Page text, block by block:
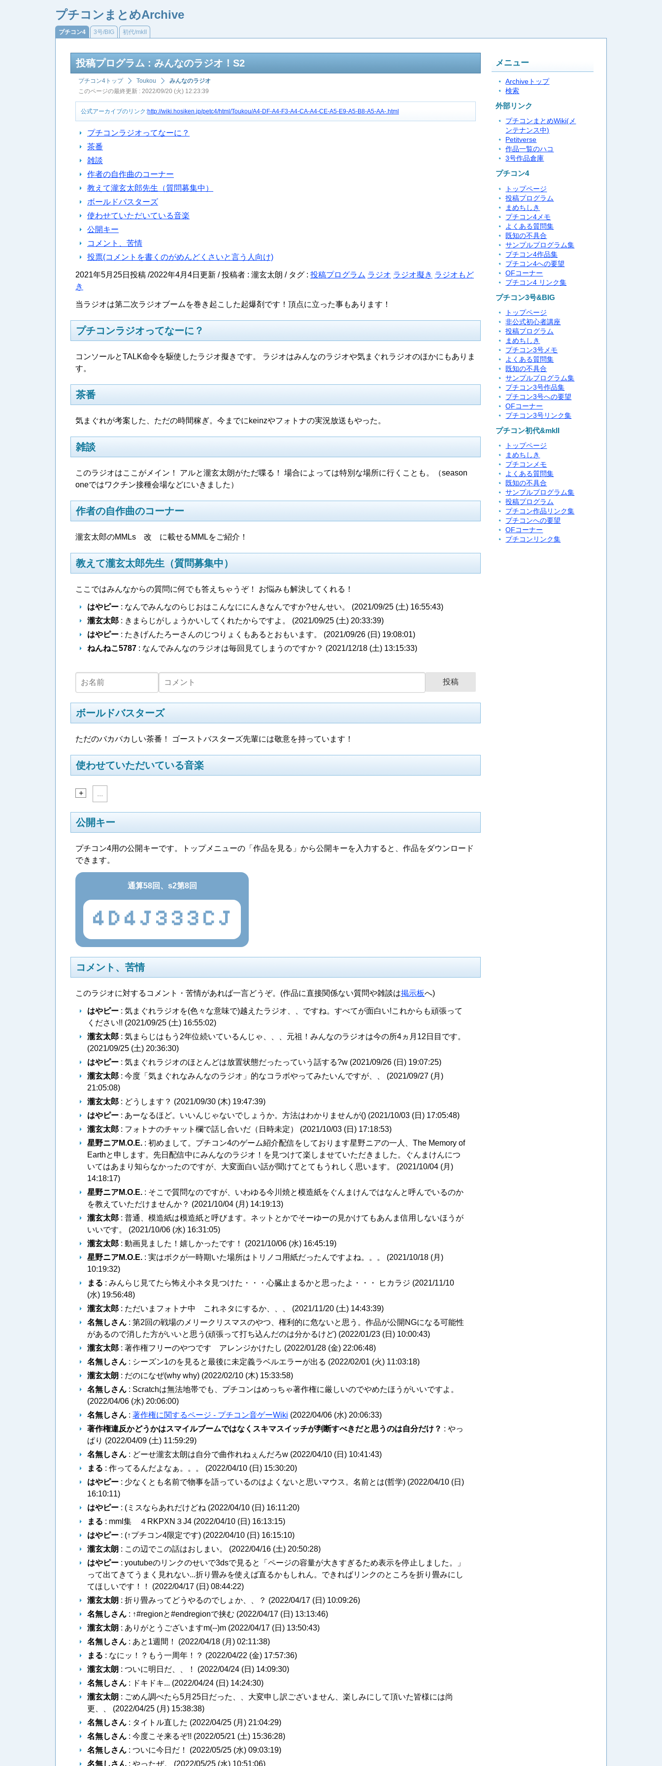
プチコンまとめArchive
プチコン4 3号/BIG 初代/mkII
投稿プログラム : みんなのラジオ！S2
プチコン4トップ Toukou
みんなのラジオ
このページの最終更新 : 2022/09/20 (火) 12:23:39
公式アーカイブのリンク:http://wiki.hosiken.jp/petc4/html/Toukou/A4-DF-A4-F3-A4-CA-A4-CE-A5-E9-A5-B8-A5-AA-.html
プチコンラジオってなーに？
茶番
雑談
作者の自作曲のコーナー
教えて瀧玄太郎先生（質問募集中）
ボールドバスターズ
使わせていただいている音楽
公開キー
コメント、苦情
投票(コメントを書くのがめんどくさいと言う人向け)
2021年5月25日投稿 /2022年4月4日更新 / 投稿者 : 瀧玄太朗 / タグ : 投稿プログラム ラジオ ラジオ擬き ラジオもど
き
当ラジオは第二次ラジオブームを巻き起こした起爆剤です！頂点に立った事もあります！
プチコンラジオってなーに？
コンソールとTALK命令を駆使したラジオ擬きです。 ラジオはみんなのラジオや気まぐれラジオのほかにもありま
す。
茶番
気まぐれが考案した、ただの時間稼ぎ。今までにkeinzやフォトナの実況放送もやった。
雑談
このラジオはここがメイン！ アルと瀧玄太朗がただ喋る！ 場合によっては特別な場所に行くことも。（season
oneではワクチン接種会場などにいきました）
作者の自作曲のコーナー
瀧玄太郎のMMLs 改 に載せるMMLをご紹介！
教えて瀧玄太郎先生（質問募集中）
ここではみんなからの質問に何でも答えちゃうぞ！ お悩みも解決してくれる！
はやピー : なんでみんなのらじおはこんなににんきなんですか?せんせい。 (2021/09/25 (土) 16:55:43)
瀧玄太郎 : きまらじがしょうかいしてくれたからですよ。 (2021/09/25 (土) 20:33:39)
はやピー : たきげんたろーさんのじつりょくもあるとおもいます。 (2021/09/26 (日) 19:08:01)
ねんねこ5787 : なんでみんなのラジオは毎回見てしまうのですか？ (2021/12/18 (土) 13:15:33)
ボールドバスターズ
ただのバカバカしい茶番！ ゴーストバスターズ先輩には敬意を持っています！
使わせていただいている音楽
+ ...
公開キー
プチコン4用の公開キーです。トップメニューの「作品を見る」から公開キーを入力すると、作品をダウンロード
できます。
通算58回、s2第8回
4D4J333CJ
コメント、苦情
このラジオに対するコメント・苦情があれば一言どうぞ。(作品に直接関係ない質問や雑談は掲示板へ)
はやピー : 気まぐれラジオを(色々な意味で)越えたラジオ、、ですね。すべてが面白い!これからも頑張って
ください!! (2021/09/25 (土) 16:55:02)
瀧玄太郎 : 気まらじはもう2年位続いているんじゃ、、、元祖！みんなのラジオは今の所4ヵ月12日目です。
(2021/09/25 (土) 20:36:30)
はやピー : 気まぐれラジオのほとんどは放置状態だったっていう話する?w (2021/09/26 (日) 19:07:25)
瀧玄太郎 : 今度「気まぐれなみんなのラジオ」的なコラボやってみたいんですが、、 (2021/09/27 (月)
21:05:08)
瀧玄太郎 : どうします？ (2021/09/30 (木) 19:47:39)
はやピー : あーなるほど。いいんじゃないでしょうか。方法はわかりませんが() (2021/10/03 (日) 17:05:48)
瀧玄太郎 : フォトナのチャット欄で話し合いだ（日時未定） (2021/10/03 (日) 17:18:53)
星野ニアM.O.E. : 初めまして。プチコン4のゲーム紹介配信をしております星野ニアの一人、The Memory of
Earthと申します。先日配信中にみんなのラジオ！を見つけて楽しませていただきました。ぐんまけんにつ
いてはあまり知らなかったのですが、大変面白い話が聞けてとてもうれしく思います。 (2021/10/04 (月)
14:18:17)
星野ニアM.O.E. : そこで質問なのですが、いわゆる今川焼と模造紙をぐんまけんではなんと呼んでいるのか
を教えていただけませんか？ (2021/10/04 (月) 14:19:13)
瀧玄太郎 : 普通、模造紙は模造紙と呼びます。ネットとかでそーゆーの見かけてもあんま信用しないほうが
いいです。 (2021/10/06 (水) 16:31:05)
瀧玄太郎 : 動画見ました！嬉しかったです！ (2021/10/06 (水) 16:45:19)
星野ニアM.O.E. : 実はボクが一時期いた場所はトリノコ用紙だったんですよね。。。 (2021/10/18 (月)
10:19:32)
まる : みんらじ見てたら怖え小ネタ見つけた・・・心臓止まるかと思ったよ・・・ ヒカラジ (2021/11/10
(水) 19:56:48)
瀧玄太郎 : ただいまフォトナ中 これネタにするか、、、 (2021/11/20 (土) 14:43:39)
名無しさん : 第2回の戦場のメリークリスマスのやつ、権利的に危ないと思う。作品が公開NGになる可能性
があるので消した方がいいと思う(頑張って打ち込んだのは分かるけど) (2022/01/23 (日) 10:00:43)
瀧玄太郎 : 著作権フリーのやつです アレンジかけたし (2022/01/28 (金) 22:06:48)
名無しさん : シーズン1のを見ると最後に未定義ラベルエラーが出る (2022/02/01 (火) 11:03:18)
瀧玄太朗 : だのになぜ(why why) (2022/02/10 (木) 15:33:58)
名無しさん : Scratchは無法地帯でも、プチコンはめっちゃ著作権に厳しいのでやめたほうがいいですよ。
(2022/04/06 (水) 20:06:00)
名無しさん : 著作権に関するページ - プチコン音ゲーWiki (2022/04/06 (水) 20:06:33)
著作権違反かどうかはスマイルブームではなくスキマスイッチが判断すべきだと思うのは自分だけ？ : やっ
ぱり (2022/04/09 (土) 11:59:29)
名無しさん : どーせ瀧玄太朗は自分で曲作れねぇんだろw (2022/04/10 (日) 10:41:43)
まる : 作ってるんだよなぁ。。。 (2022/04/10 (日) 15:30:20)
はやピー : 少なくとも名前で物事を語っているのはよくないと思いマウス。名前とは(哲学) (2022/04/10 (日)
16:10:11)
はやピー : (ミスならあれだけどね (2022/04/10 (日) 16:11:20)
まる : mml集 ４RKPXN３J4 (2022/04/10 (日) 16:13:15)
はやピー : (↑プチコン4限定です) (2022/04/10 (日) 16:15:10)
瀧玄太朗 : この辺でこの話はおしまい。 (2022/04/16 (土) 20:50:28)
はやピー : youtubeのリンクのせいで3dsで見ると「ページの容量が大きすぎるため表示を停止しました。」
って出てきてうまく見れない...折り畳みを使えば直るかもしれん。できればリンクのところを折り畳みにし
てほしいです！！ (2022/04/17 (日) 08:44:22)
瀧玄太朗 : 折り畳みってどうやるのでしょか、、？ (2022/04/17 (日) 10:09:26)
名無しさん : ↑#regionと#endregionで挟む (2022/04/17 (日) 13:13:46)
瀧玄太朗 : ありがとうございますm(--)m (2022/04/17 (日) 13:50:43)
名無しさん : あと1週間！ (2022/04/18 (月) 02:11:38)
まる : なにッ！？もう一周年！？ (2022/04/22 (金) 17:57:36)
瀧玄太朗 : ついに明日だ、、！ (2022/04/24 (日) 14:09:30)
名無しさん : ドキドキ... (2022/04/24 (日) 14:24:30)
瀧玄太朗 : ごめん調べたら5月25日だった、、大変申し訳ございません、楽しみにして頂いた皆様には尚
更、、 (2022/04/25 (月) 15:38:38)
名無しさん : タイトル直した (2022/04/25 (月) 21:04:29)
名無しさん : 今度こそ来るぞ!! (2022/05/21 (土) 15:36:28)
名無しさん : ついに今日だ！ (2022/05/25 (水) 09:03:19)
名無しさん : やったぜ。 (2022/05/25 (水) 10:51:06)
メニュー
Archiveトップ
検索
外部リンク
プチコンまとめWiki(メ
ンテナンス中)
Petitverse
作品一覧のハコ
3号作品倉庫
プチコン4
トップページ
投稿プログラム
まめちしき
プチコン4メモ
よくある質問集
既知の不具合
サンプルプログラム集
プチコン4作品集
プチコン4への要望
OFコーナー
プチコン4 リンク集
プチコン3号&BIG
トップページ
非公式初心者講座
投稿プログラム
まめちしき
プチコン3号メモ
よくある質問集
既知の不具合
サンプルプログラム集
プチコン3号作品集
プチコン3号への要望
OFコーナー
プチコン3号リンク集
プチコン初代&mkII
トップページ
まめちしき
プチコンメモ
よくある質問集
既知の不具合
サンプルプログラム集
投稿プログラム
プチコン作品リンク集
プチコンへの要望
OFコーナー
プチコンリンク集